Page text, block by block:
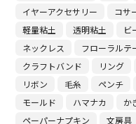
イヤーアクセサリー
コサ
軽量粘土
透明粘土 ビ
ネックレス
フローラルテ
クラフトバンド
リング
リボン
毛糸 ペンチ
モールド
ハマナカ か
ペーパーナプキン
文房具